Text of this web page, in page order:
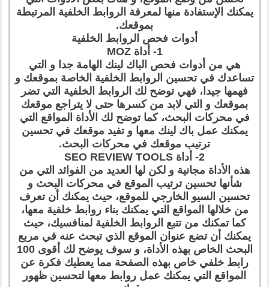
يمكنك الإستفادة منها لمعرفة الروابط الخلفية المرتبطة
بموقعك.
أدوات فحص الروابط الخلفية
1- أداة MOZ
هي من أدوات فحص الباك لينك الهامة جدا و التي
تساعدك في تحسين الروابط الخلفية الخاصة بموقعك و
فهمها جيدا، فهي توضح لك الروابط الخلفية التي تضر
بموقعك و التي لابد من كسرها حتى لا يتراجع موقعك
في محركات البحث، كما توضح لك الأداة المواقع التي
يمكنك عمل باك لينك معها و تفيد موقعك في تحسين
ترتيب موقعك في محركات البحث.
2- أداة SEO REVIEW TOOLS
هذه الأداة مجانية و لكن لها العديد من الفوائد التي من
شأنها تحسين ترتيب الموقع في محركات البحث و
تحسين السيو الخارجي للموقع، حيث يمكنك أن تعرف
من خلالها المواقع التي يمكنك بناء روابط خلفية معها،
كما تمكنك من تتبع الروابط الخلفية لمنافسيك، حيث
يمكنك أن تضع عنوان الموقع الذي تبحث عنه في مربع
البحث الخاص بهذه الأداة، و سوف يوضح لك أقوى 100
رابط خلفي خاص بهذه الصفحة مما يعطيك فكرة عن
المواقع التي يمكنك عمل روابط معها لتحسين ظهور